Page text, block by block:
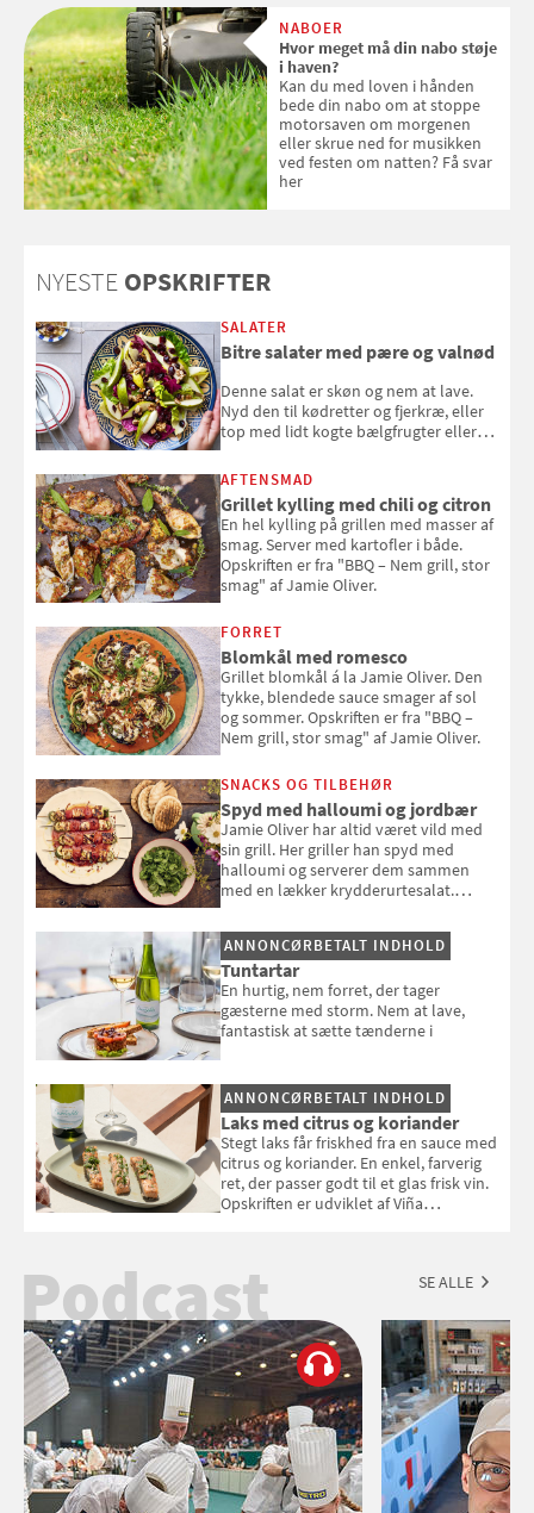
med SPF kan erstatte
solcreme, når man bevæger
sig ud i solen
NABOER
Hvor meget må din nabo støje
i haven?
Kan du med loven i hånden
bede din nabo om at stoppe
motorsaven om morgenen
eller skrue ned for musikken
ved festen om natten? Få svar
her
NYESTE OPSKRIFTER
SALATER
Bitre salater med pære og valnød
Denne salat er skøn og nem at lave.
Nyd den til kødretter og fjerkræ, eller
top med lidt kogte bælgfrugter eller
selvstændigt måltid. Opskriften er fra
Louisa Lorangs kogebog "Salat".
AFTENSMAD
Grillet kylling med chili og citron
En hel kylling på grillen med masser af
smag. Server med kartofler i både.
Opskriften er fra "BBQ – Nem grill, stor
smag" af Jamie Oliver.
FORRET
Blomkål med romesco
Grillet blomkål á la Jamie Oliver. Den
tykke, blendede sauce smager af sol
og sommer. Opskriften er fra "BBQ –
Nem grill, stor smag" af Jamie Oliver.
SNACKS OG TILBEHØR
Spyd med halloumi og jordbær
Jamie Oliver har altid været vild med
sin grill. Her griller han spyd med
halloumi og serverer dem sammen
med en lækker krydderurtesalat.
smag" af Jamie Oliver.
ANNONCØRBETALT INDHOLD
Tuntartar
En hurtig, nem forret, der tager
gæsterne med storm. Nem at lave,
fantastisk at sætte tænderne i
ANNONCØRBETALT INDHOLD
Laks med citrus og koriander
Stegt laks får friskhed fra en sauce med
citrus og koriander. En enkel, farverig
ret, der passer godt til et glas frisk vin.
Opskriften er udviklet af Viña
Podcast SE ALLE